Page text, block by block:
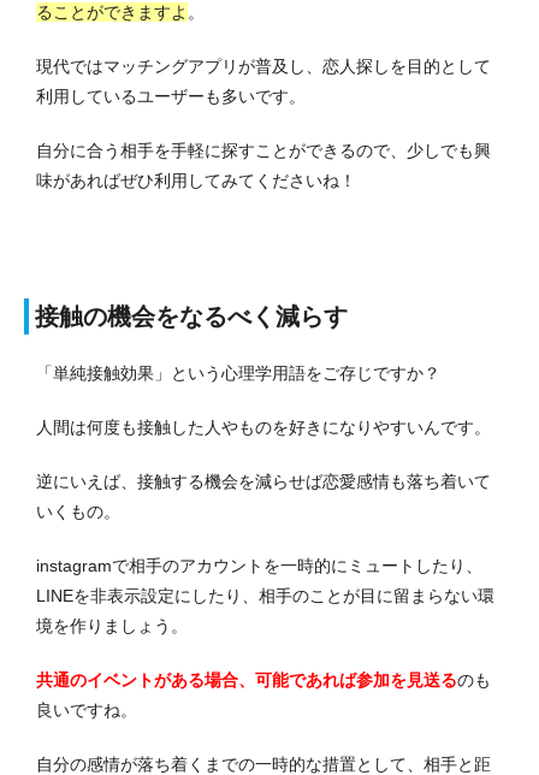
ることができますよ 。
現代ではマッチングアプリが普及し、恋人探しを目的として
利用しているユーザーも多いです。
自分に合う相手を手軽に探すことができるので、少しでも興
味があればぜひ利用してみてくださいね！
接触の機会をなるべく減らす
「単純接触効果」という心理学用語をご存じですか？
人間は何度も接触した人やものを好きになりやすいんです。
逆にいえば、接触する機会を減らせば恋愛感情も落ち着いて
いくもの。
instagramで相手のアカウントを一時的にミュートしたり、
LINEを非表示設定にしたり、相手のことが目に留まらない環
境を作りましょう。
共通のイベントがある場合、可能であれば参加を見送るのも
良いですね。
自分の感情が落ち着くまでの一時的な措置として、相手と距